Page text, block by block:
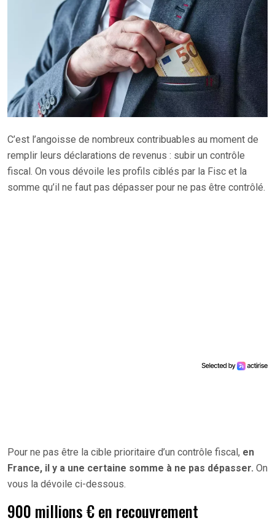
C’est l’angoisse de nombreux contribuables au moment de
remplir leurs déclarations de revenus : subir un contrôle
fiscal. On vous dévoile les profils ciblés par la Fisc et la
somme qu’il ne faut pas dépasser pour ne pas être contrôlé.
Pour ne pas être la cible prioritaire d’un contrôle fiscal, en
France, il y a une certaine somme à ne pas dépasser. On
vous la dévoile ci-dessous.
900 millions € en recouvrement